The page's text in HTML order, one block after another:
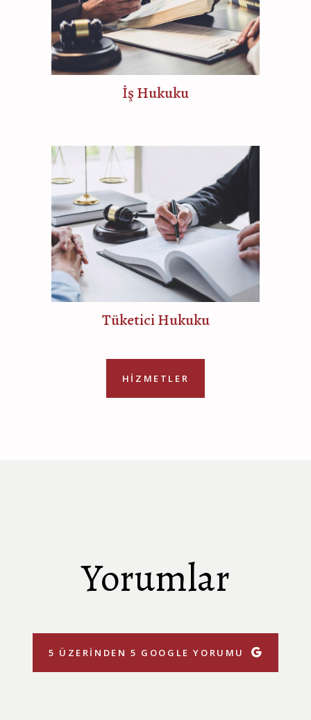
İş Hukuku
Tüketici Hukuku
HİZMETLER
Yorumlar
5 ÜZERINDEN 5 GOOGLE YORUMU